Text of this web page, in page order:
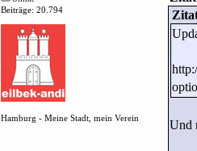
Beiträge: 20.794
Hamburg - Meine Stadt, mein Verein
Und